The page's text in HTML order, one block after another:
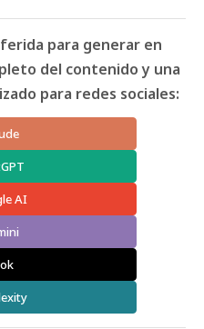
para generar en
del contenido y una
para redes sociales:
AI